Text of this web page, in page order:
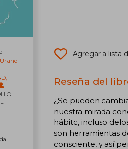
Agregar a lista
Reseña del
¿Se pueden
nuestra mirada
hábito, incluso
son herramientas
consciente, y así